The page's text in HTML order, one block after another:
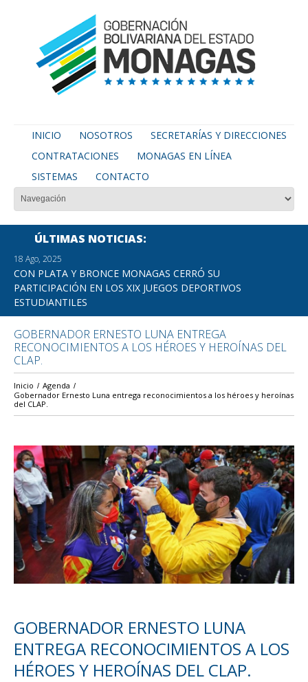
INICIO NOSOTROS
SECRETARÍAS Y DIRECCIONES
CONTRATACIONES
MONAGAS EN LÍNEA
SISTEMAS
CONTACTO
ÚLTIMAS NOTICIAS
18 Ago, 2025
CON PLATA Y BRONCE MONAGAS CERRÓ SU
PARTICIPACIÓN EN LOS XIX JUEGOS DEPORTIVOS
ESTUDIANTILES
GOBERNADOR ERNESTO LUNA ENTREGA
RECONOCIMIENTOS A LOS HÉROES Y HEROÍNAS DEL
CLAP.
Inicio
Agenda
Gobernador Ernesto Luna entrega reconocimientos a los héroes y heroínas
del CLAP.
GOBERNADOR ERNESTO LUNA
ENTREGA RECONOCIMIENTOS A LOS
HÉROES Y HEROÍNAS DEL CLAP.